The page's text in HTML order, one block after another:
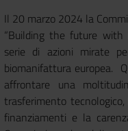
Il 20 marzo 2024 la
“Building the future
serie di azioni mirate
biomanifattura europea.
affrontare una
trasferimento
finanziamenti e la